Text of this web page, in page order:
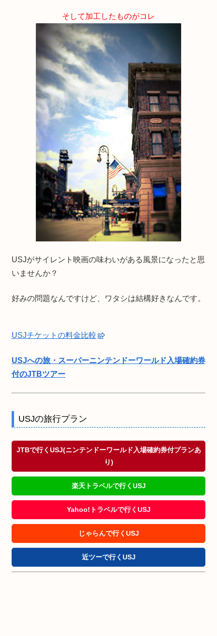
そして加工したものがコレ
USJがサイレント映画の味わいがある風景になったと思
いませんか？
好みの問題なんですけど、ワタシは結構好きなんです。
USJチケットの料金比較
USJへの旅・スーパーニンテンドーワールド入場確約券
付のJTBツアー
USJの旅行プラン
JTBで行くUSJ(ニンテンドーワールド入場確約券付プランあ
り)
楽天トラベルで行くUSJ
Yahoo!トラベルで行くUSJ
じゃらんで行くUSJ
近ツーで行くUSJ